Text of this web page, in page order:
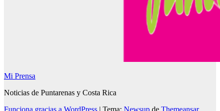
Mi Prensa
Noticias de Puntarenas y Costa Rica